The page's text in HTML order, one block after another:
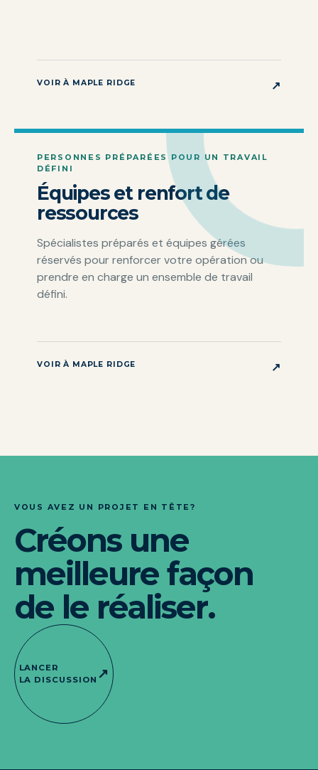
VOIR À MAPLE RIDGE ↗
PERSONNES PRÉPARÉES POUR UN TRAVAIL
DÉFINI
Équipes et renfort de
ressources
Spécialistes préparés et équipes gérées
réservés pour renforcer votre opération ou
prendre en charge un ensemble de travail
défini.
VOIR À MAPLE RIDGE ↗
VOUS AVEZ UN PROJET EN TÊTE?
Créons une
meilleure façon
de le réaliser.
LANCER
LA DISCUSSION ↗